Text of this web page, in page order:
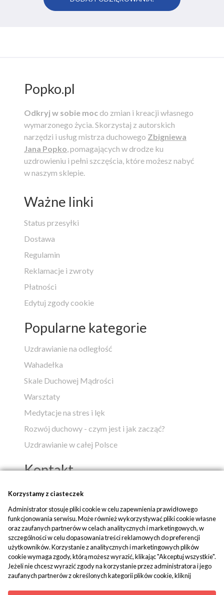
Popko.pl
Odkryj w sobie moc do zmian i kreacji własnego
wymarzonego życia.Skorzystaj z autorskich
narzędzi i usług mistrza duchowego Zbigniewa
Jana Popko, pomagających w drodze ku
uzdrowieniu i pełni szczęścia, które możesz nabyć
w naszym sklepie.
Ważne linki
Status przesyłki
Dostawa
Regulamin
Reklamacje i zwroty
Płatności
Edytuj zgody cookie
Popularne kategorie
Uzdrawianie na odległość
Wahadełka
Skale Duchowej Mądrości
Warsztaty
Medytacje na stres i lęk
Rozwój duchowy - czym jest i jak zacząć?
Uzdrawianie w całej Polsce
Kontakt
Popko - Centrum Medytacji i Uzdrawiania
ul. Piaskowa 1
42-700 Rusinowice
tel:+48 509 580 042
mail:biuro@popko.pl
Media społecznościowe:
YouTube|Facebook|Instagram
Korzystamy z ciasteczek
Administrator stosuje pliki cookie w celu zapewnienia prawidłowego
funkcjonowania serwisu. Może również wykorzystywać pliki cookie własne
oraz zaufanych partnerów w celach analitycznych i marketingowych, w
szczególności w celu dopasowania treści reklamowych do preferencji
użytkowników. Korzystanie z analitycznych i marketingowych plików
cookie wymaga zgody, którą możesz wyrazić, klikając "Akceptuj wszystkie".
Jeżeli nie chcesz wyrazić zgody na korzystanie przez administratora i jego
zaufanych partnerów z określonych kategorii plików cookie, kliknij